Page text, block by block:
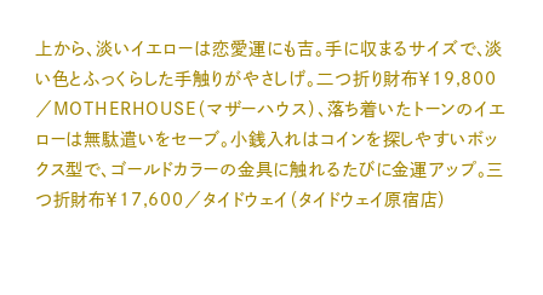
上から、淡いイエローは恋愛運にも吉。手に収まるサイズで、淡
い色とふっくらした手触りがやさしげ。二つ折り財布￥19,800
／MOTHERHOUSE（マザーハウス）、落ち着いたトーンのイエ
ローは無駄遣いをセーブ。小銭入れはコインを探しやすいボッ
クス型で、ゴールドカラーの金具に触れるたびに金運アップ。三
つ折財布￥17,600／タイドウェイ（タイドウェイ原宿店）